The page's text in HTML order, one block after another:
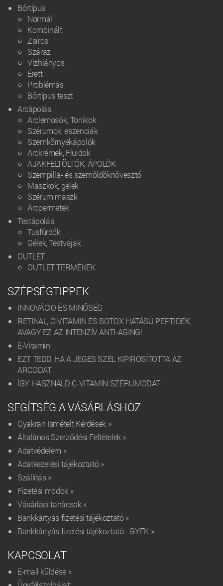
Bőrtípus
Normál
Kombinált
Zsíros
Száraz
Vízhiányos
Érett
Problémás
Bőrtípus teszt
Arcápolás
Arclemosók, Tonikok
Szérumok, eszenciák
Szemkörnyékápolók
Arckrémek, Fluidok
AJAKFELTÖLTŐK, ÁPOLÓK
Szempilla- és szemöldöknövesztő
Maszkok, gélek
Szérum maszk
Arcpermetek
Testápolás
Tusfürdők
Gélek, Testvajak
OUTLET
OUTLET TERMÉKEK
SZÉPSÉGTIPPEK
INNOVÁCIÓ ÉS MINŐSÉG
RETINAL, C-VITAMIN ÉS BOTOX HATÁSÚ PEPTIDEK,
AVAGY EZ AZ INTENZÍV ANTI-AGING!
E-Vitamin
EZT TEDD, HA A JEGES SZÉL KIPIROSÍTOTTA AZ
ARCODAT
ÍGY HASZNÁLD C-VITAMIN SZÉRUMODAT
SEGÍTSÉG A VÁSÁRLÁSHOZ
Gyakran Ismételt Kérdések »
Általános Szerződési Feltételek »
Adatvédelem »
Adatkezelési tájékoztató »
Szállítás »
Fizetési módok »
Vásárlási tanácsok »
Bankkártyás fizetési tájékoztató »
Bankkártyás fizetési tájékoztató - GYFK »
KAPCSOLAT
E-mail küldése »